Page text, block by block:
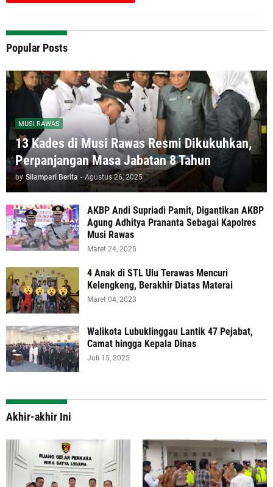
Popular Posts
MUSI RAWAS
13 Kades di Musi Rawas Resmi Dikukuhkan,
Perpanjangan Masa Jabatan 8 Tahun
by Silampari Berita - Agustus 26, 2025
AKBP Andi Supriadi Pamit, Digantikan AKBP
Agung Adhitya Prananta Sebagai Kapolres
Musi Rawas
Maret 24, 2025
4 Anak di STL Ulu Terawas Mencuri
Kelengkeng, Berakhir Diatas Materai
Maret 04, 2023
Walikota Lubuklinggau Lantik 47 Pejabat,
Camat hingga Kepala Dinas
Juli 15, 2025
Akhir-akhir Ini